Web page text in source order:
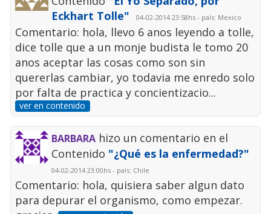
Eckhart Tolle"
04-02-2014 23:58hs - país: Mexico
Comentario: hola, llevo 6 anos leyendo a tolle,
dice tolle que a un monje budista le tomo 20
anos aceptar las cosas como son sin
quererlas cambiar, yo todavia me enredo solo
por falta de practica y concientizacio...
ver en contenido
BARBARA hizo un comentario en el
Contenido "¿Qué es la enfermedad?"
04-02-2014 23:00hs - país: Chile
Comentario: hola, quisiera saber algun dato
para depurar el organismo, como empezar.